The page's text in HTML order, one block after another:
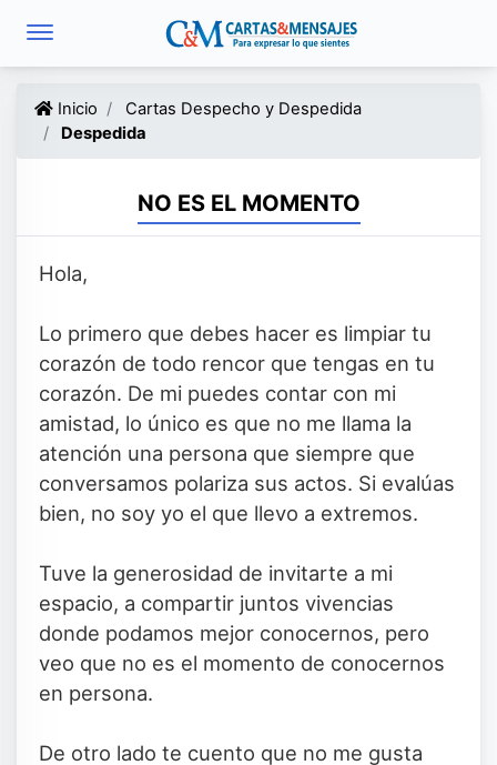
Inicio
Cartas Despecho y Despedida
Despedida
NO ES EL MOMENTO
Hola,
Lo primero que debes hacer es limpiar tu
corazón de todo rencor que tengas en tu
corazón. De mi puedes contar con mi
amistad, lo único es que no me llama la
atención una persona que siempre que
conversamos polariza sus actos. Si evalúas
bien, no soy yo el que llevo a extremos.
Tuve la generosidad de invitarte a mi
espacio, a compartir juntos vivencias
donde podamos mejor conocernos, pero
veo que no es el momento de conocernos
en persona.
De otro lado te cuento que no me gusta